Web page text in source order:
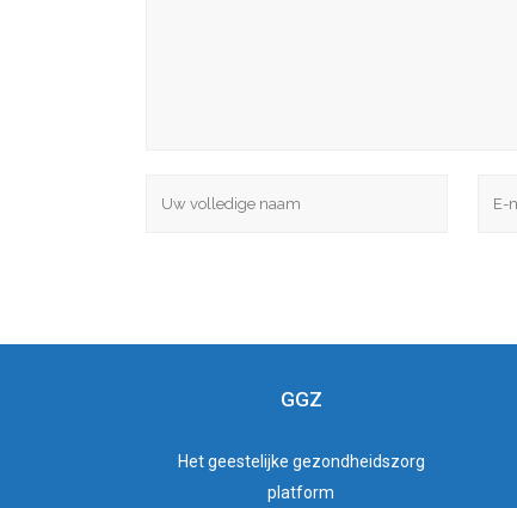
GGZ
Hetgeestelijke gezondheidszorg
platform